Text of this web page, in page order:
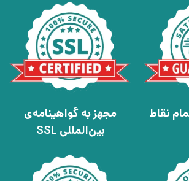
نقاط
مجهز به گواهینامه‌ی
بین‌المللی SSL